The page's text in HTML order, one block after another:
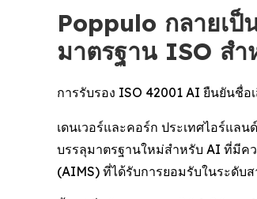
Poppulo กลายเป็
มาตรฐาน ISO ส
การรับรอง ISO 42001 AI ยืนยันชื่
เดนเวอร์และคอร์ก ประเทศไอร์แล
บรรลุมาตรฐานใหม่สำหรับ AI ที่มีค
(AIMS) ที่ได้รับการยอมรับในระดับ